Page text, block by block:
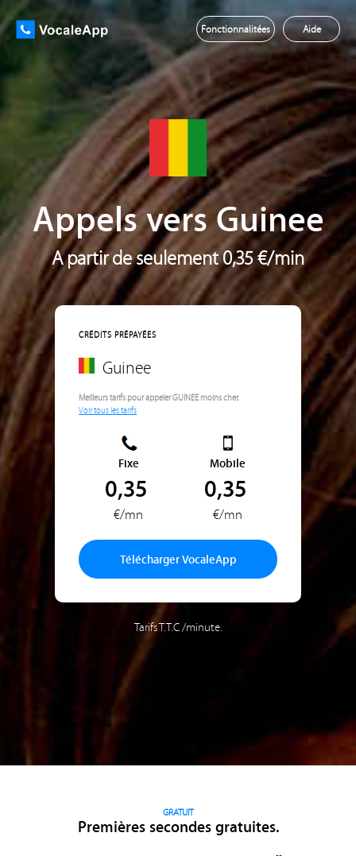
Fonctionnalitées Aide
Appels vers Guinee
A partir de seulement 0,35 €/min
CRÉDITS PRÉPAYÉES
Guinee
Meilleurs tarifs pour appeler GUINEE moins cher.
Voir tous les tarifs
Fixe
0,35
€/mn
Mobile
0,35
€/mn
Télécharger VocaleApp
Tarifs T.T.C /minute.
GRATUIT
Premières secondes gratuites.